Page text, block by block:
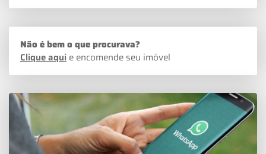
Não é bem o que procurava?
Clique aqui e encomende seu imóvel